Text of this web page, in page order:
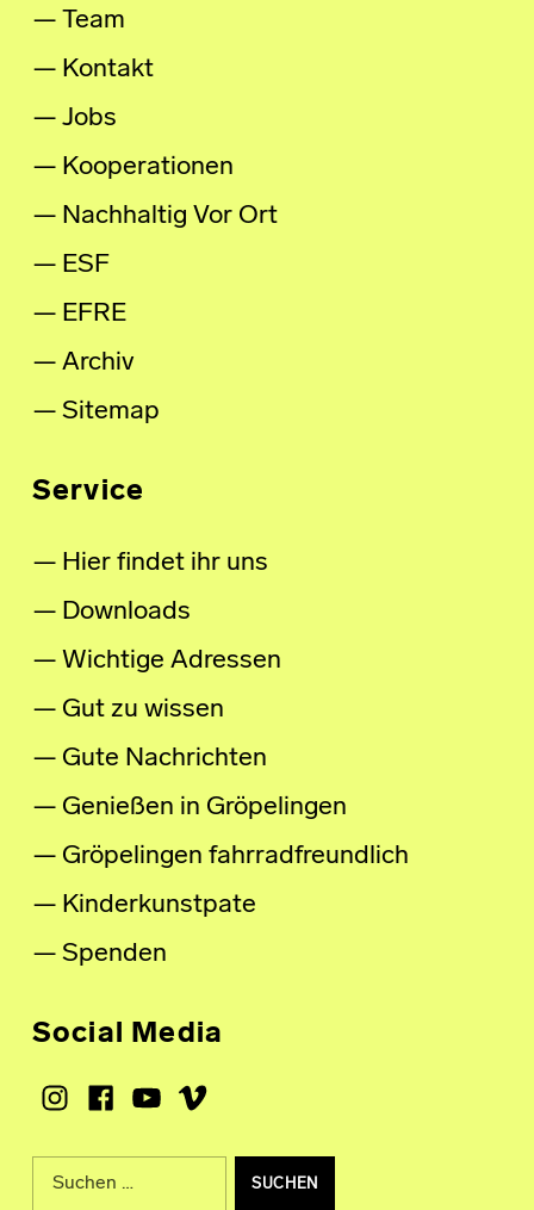
Team
Kontakt
Jobs
Kooperationen
Nachhaltig Vor Ort
ESF
EFRE
Archiv
Sitemap
Service
Hier findet ihr uns
Downloads
Wichtige Adressen
Gut zu wissen
Gute Nachrichten
Genießen in Gröpelingen
Gröpelingen fahrradfreundlich
Kinderkunstpate
Spenden
Social Media
Instagram
Facebook
Youtube
Vimeo
Suche nach: